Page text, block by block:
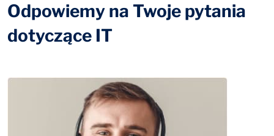
Odpowiemy na Twoje pytania
dotyczące IT